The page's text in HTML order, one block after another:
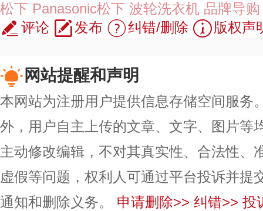
松下 Panasonic松下 波轮洗衣机 品牌导购
评论
发布 纠错/删除 版权声
网站提醒和声明
本网站为注册用户提供信息存储空间服务
外，用户自主上传的文章、文字、图片等
主动修改编辑，不对其真实性、合法性、
虚假等问题，权利人可通过平台投诉并提
通知和删除义务。
申请删除>> 纠错>> 投